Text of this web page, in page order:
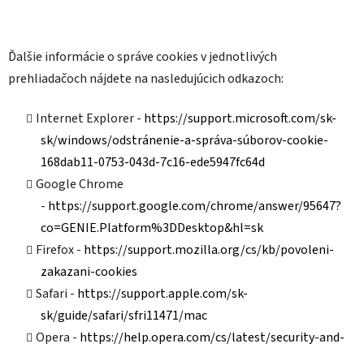
Ďalšie informácie o správe cookies v jednotlivých
prehliadačoch nájdete na nasledujúcich odkazoch:
Internet Explorer - https://support.microsoft.com/sk-
sk/windows/odstránenie-a-správa-súborov-cookie-
168dab11-0753-043d-7c16-ede5947fc64d
Google Chrome
- https://support.google.com/chrome/answer/95647?
co=GENIE.Platform%3DDesktop&hl=sk
Firefox - https://support.mozilla.org/cs/kb/povoleni-
zakazani-cookies
Safari - https://support.apple.com/sk-
sk/guide/safari/sfri11471/mac
Opera - https://help.opera.com/cs/latest/security-and-